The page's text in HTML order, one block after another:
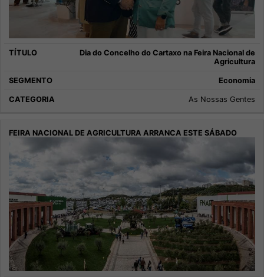
Dia do Concelho do Cartaxo na Feira Nacional de
Agricultura
Economia
As Nossas Gentes